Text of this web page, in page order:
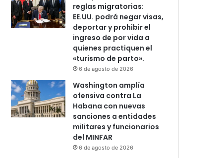
reglas migratorias:
EE.UU. podrá negar visas,
deportar y prohibir el
ingreso de por vida a
quienes practiquen el
«turismo de parto».
6 de agosto de 2026
Washington amplía
ofensiva contra La
Habana con nuevas
sanciones a entidades
militares y funcionarios
del MINFAR
6 de agosto de 2026